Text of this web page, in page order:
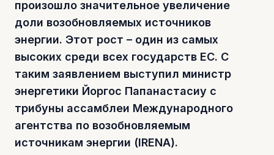
произошло значительное увеличение
доли возобновляемых источников
энергии. Этот рост – один из самых
высоких среди всех государств ЕС. С
таким заявлением выступил министр
энергетики Йоргос Папанастасиу с
трибуны ассамблеи Международного
агентства по возобновляемым
источникам энергии (IRENA).